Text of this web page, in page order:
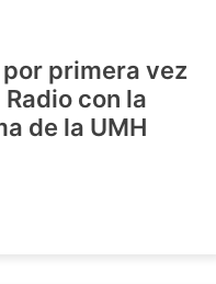
primera vez
con la
de la UMH